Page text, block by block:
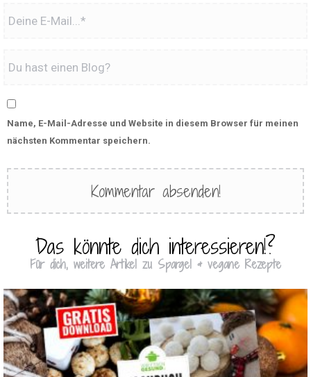
Name, E-Mail-Adresse und Website in diesem Browser für meinen
nächsten Kommentar speichern.
Das könnte dich interessieren!?
Für dich, weitere Artikel zu Spargel & vegane Rezepte